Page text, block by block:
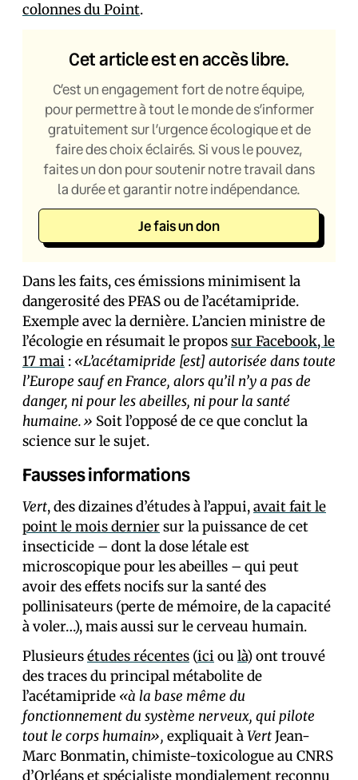
colonnes du Point.
Cet article est en accès libre.
C’est un engagement fort de notre équipe,
pour permettre à tout le monde de s’informer
gratuitement sur l’urgence écologique et de
faire des choix éclairés. Si vous le pouvez,
faites un don pour soutenir notre travail dans
la durée et garantir notre indépendance.
Je fais un don
Dans les faits, ces émissions minimisent la
dangerosité des PFAS ou de l’acétamipride.
Exemple avec la dernière. L’ancien ministre de
l’écologie en résumait le propossur Facebook, le
17 mai : «L’acétamipride [est] autorisée dans toute
l’Europe sauf en France, alors qu’il n’y a pas de
danger, ni pour les abeilles, ni pour la santé
humaine.» Soit l’opposé de ce que conclut la
science sur le sujet.
Fausses informations
Vert, des dizaines d’études à l’appui,avait fait le
point le mois derniersur la puissance de cet
insecticide – dont la dose létale est
microscopique pour les abeilles – qui peut
avoir des effets nocifs sur la santé des
pollinisateurs (perte de mémoire, de la capacité
à voler…), mais aussi sur le cerveau humain.
Plusieursétudes récentes (ici ou là) ont trouvé
des traces du principal métabolite de
l’acétamipride «à la base même du
fonctionnement du système nerveux, qui pilote
tout le corps humain», expliquait àVertJean-
Marc Bonmatin, chimiste-toxicologue au CNRS
d’Orléans et spécialiste mondialement reconnu